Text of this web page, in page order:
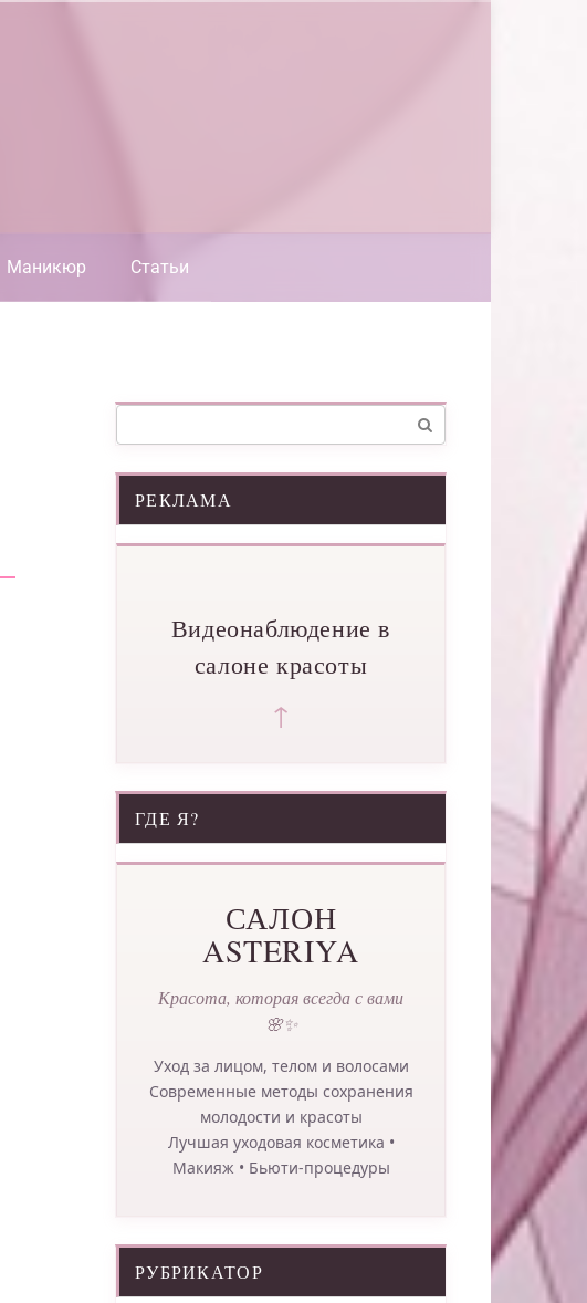
Маникюр Статьи
РЕКЛАМА
Видеонаблюдение в
салоне красоты
↑
ГДЕ Я?
САЛОН
ASTERIYA
Красота, которая всегда с вами
🌸✨
Уход за лицом, телом и волосами
Современные методы сохранения
молодости и красоты
Лучшая уходовая косметика •
Макияж • Бьюти-процедуры
РУБРИКАТОР